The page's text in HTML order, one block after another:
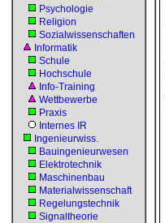
Psychologie
Religion
Sozialwissenschaften
Informatik
Schule
Hochschule
Info-Training
Wettbewerbe
Praxis
Internes IR
Ingenieurwiss.
Bauingenieurwesen
Elektrotechnik
Maschinenbau
Materialwissenschaft
Regelungstechnik
Signaltheorie